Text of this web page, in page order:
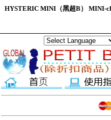
HYSTERIC MINI（黑超B） MINI-